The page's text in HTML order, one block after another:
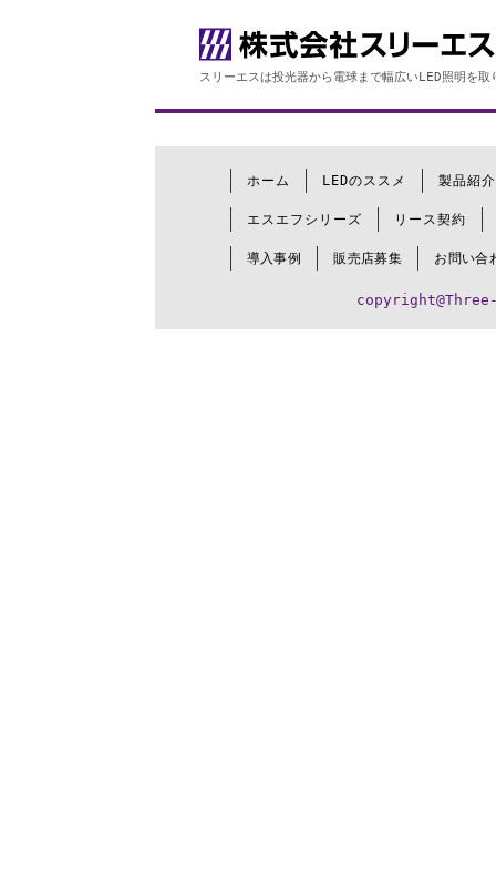
スリーエスは投光器から電球まで幅広いLED照明を取
ホーム LEDのススメ 製品紹介
エスエフシリーズ リース契約
導入事例 販売店募集 お問い合